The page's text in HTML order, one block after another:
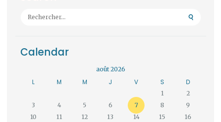
Rechercher :
Calendar
août 2026
L M M J V S D
1
2
3
4 5 6 7 8
9
10
11 12 13 14 15
16